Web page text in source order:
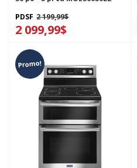
PDSF 2 199,99$
2 099,99$
Promo!